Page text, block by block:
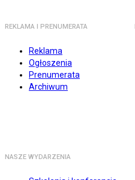
REKLAMA I PRENUMERATA
Reklama
Ogłoszenia
Prenumerata
Archiwum
NASZE WYDARZENIA